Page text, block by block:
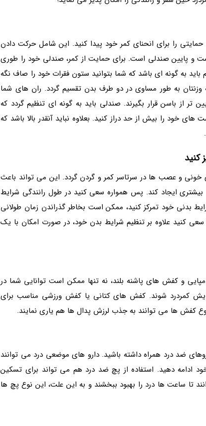
را برای انحنای کمر خود پیدا کنید. این شامل حرکت دادن
و پایین صندلی است. برای حمایت از کمر، صندلی خود را طوری
به گونه ای باشد که شما بتوانید ستون فقرات خود را صاف نگه
به طور مساوی در دو طرف بدن تقسیم گردد. ران های شما
از باسن قرار بگیرند. صندلی باید به گونه ای تنظیم گردد که
خود را بیش از حد دراز کنید. بعلاوه نباید آنقدر بالا باشد که
کنید
و عصب ها در سرتاسر کمر و گردن گردد. این می تواند باعث
ایجاد کند. پس همواره سعی کنید در طول رانندگی شرایط
بدنی خود تمرکز کنید، ممکن است بخاطر گذراندن زمان طولانی
کنید علاوه بر تنظیم شرایط بدن خود، در صورت امکان با یک
و کفش های پاشنه بلند، نه تنها ممکن است توانایی شما در
کمردرد شوند. کفش های کتانی یا کفش ورزشی مناسب برای
کفش ها می توانند به جذب لرزش پدال ها هم یاری نمایند.
ضد درد همراه داشته باشید. دارو های موضعی درد می توانند
ادامه دهید. استفاده از پچ ضد درد هم می تواند برای تسکین
تا ساعت ها درد را بهبود ببخشند و به این علت، این نوع پچ ها